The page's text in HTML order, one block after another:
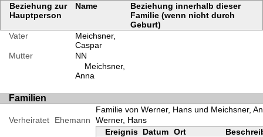
Beziehung zur
Hauptperson
Name
Beziehung innerhalb dieser
Familie (wenn nicht durch
Geburt)
Vater
Meichsner,
Caspar
Mutter
NN
Meichsner,
Anna
Familien
Familie von Werner, Hans und Meichsner,
Verheiratet
Ehemann
Werner, Hans
Ereignis Datum Ort